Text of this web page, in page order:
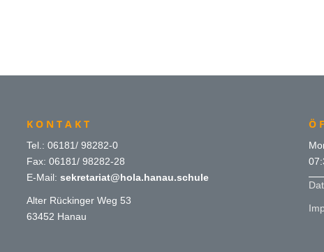
KONTAKT
Tel.: 06181/ 98282-0
Fax: 06181/ 98282-28
E-Mail:sekretariat@hola.hanau.schule
Alter Rückinger Weg 53
63452 Hanau